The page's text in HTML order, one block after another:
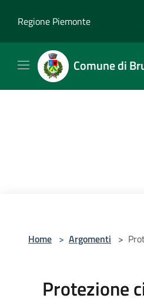
Regione Piemonte
Comune di
Home > Argomenti >
Protezione